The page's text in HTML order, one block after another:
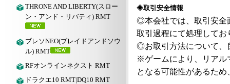
THRONE AND LIBERTY(スロー
ン・アンド・リバティ) RMT
ブレソNEO(ブレイドアンドソウ
ル) RMT
RFオンラインネクスト RMT
ドラクエ10 RMT|DQ10 RMT
◈取引安全情報
◎本会社では、取引安全
取引過程にて処理してお
◎お取引方法について、
※ゲームにより、リアル
となる可能性があるた